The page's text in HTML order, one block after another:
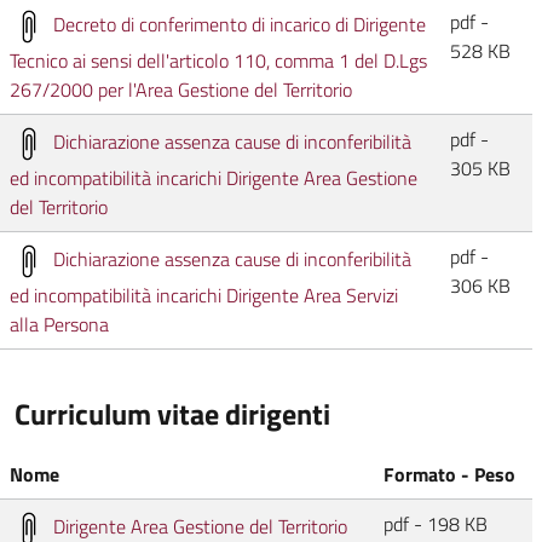
Decreto di conferimento di incarico di Dirigente
Tecnico ai sensi dell'articolo 110, comma 1 del D.Lgs
267/2000 per l'Area Gestione del Territorio
pdf -
528 KB
Dichiarazione assenza cause di inconferibilità
ed incompatibilità incarichi Dirigente Area Gestione
del Territorio
pdf -
305 KB
Dichiarazione assenza cause di inconferibilità
ed incompatibilità incarichi Dirigente Area Servizi
alla Persona
pdf -
306 KB
Curriculum vitae dirigenti
Nome
Formato - Peso
Dirigente Area Gestione del Territorio
pdf - 198 KB